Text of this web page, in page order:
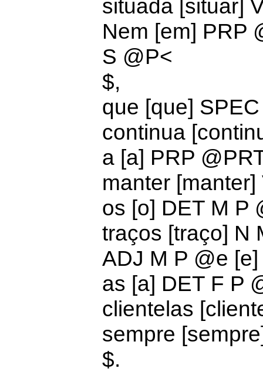
situada [situar]
Nem [em] PRP
S @P<
$,
que [que]
continua
a [a] PRP
manter
os [o] DET M P
traços [traço] N
ADJ M P @e
as [a] DET F P
clientelas
sempre
$.